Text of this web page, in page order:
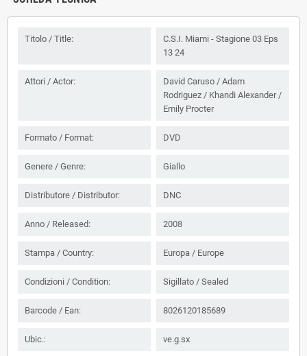
Titolo / Title:
C.S.I. Miami - Stagione 03 Eps
13 24
Attori / Actor:
David Caruso / Adam
Rodriguez / Khandi Alexander /
Emily Procter
Formato / Format: DVD
Genere / Genre: Giallo
Distributore / Distributor: DNC
Anno / Released: 2008
Stampa / Country: Europa / Europe
Condizioni / Condition: Sigillato / Sealed
Barcode / Ean: 8026120185689
Ubic.: ve.g.sx